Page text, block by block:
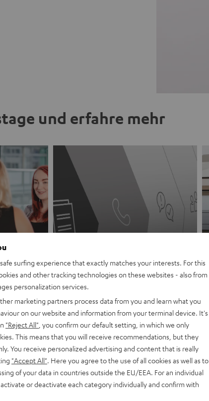
und erfahre mehr
Bewerbungsprozess
surfing experience that exactly matches your interests. For this
and other tracking technologies on these websites - also from
personalization services.
marketing partners process data from you and learn what you
on our website and information from your terminal device. It's
"Reject All" , you confirm our default setting, in which we only
This means that you will receive recommendations, but they
You receive personalized advertising and content that is really
"Accept All" . Here you agree to the use of all cookies as well as to
of your data in countries outside the EU/EEA. For an individual
or deactivate each category individually and confirm with